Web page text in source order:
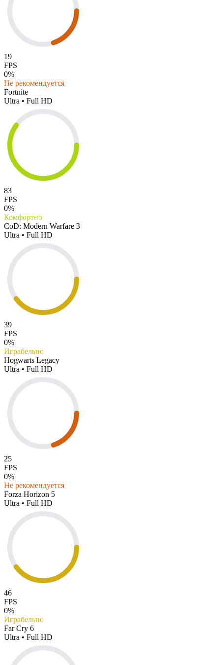
19
FPS
0%
Не рекомендуется
Fortnite
Ultra • Full HD
83
FPS
0%
Комфортно
CoD: Modern Warfare 3
Ultra • Full HD
39
FPS
0%
Играбельно
Hogwarts Legacy
Ultra • Full HD
25
FPS
0%
Не рекомендуется
Forza Horizon 5
Ultra • Full HD
46
FPS
0%
Играбельно
Far Cry 6
Ultra • Full HD